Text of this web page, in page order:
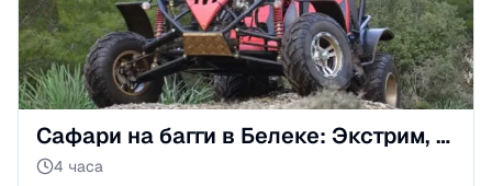
Сафари на багги в Белеке: Экстрим, Грязь и Горные тропы
4 часа